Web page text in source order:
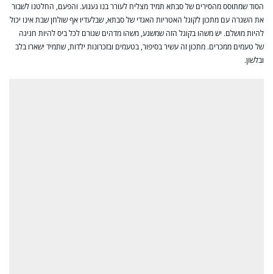
הסוד שמתוסס מהסירים של סבתא תמיד מצליח לעורר בנו געגוע. והפעם, החלטנו לשבור
את השגרה עם מתכון לקוגל האטריות האגדי של סבתא, שבלעדיו אף שולחן שבת אינו יכול
להיות מושלם. יש משהו בקוגל הזה שמשגע, משהו מדהים שגורם לכל ביס להיות חגיגה
של טעמים ממכרים. מתכון זה עשיר בסיפור, בטעמים ובזכרונות ילדות, שתמיד ישארו בלב
ובלשון.